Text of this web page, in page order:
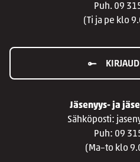
Puh. 09
(Ti ja pe klo
Jäsenyys- ja
Sähköposti:
Puh: 09
(Ma–to klo